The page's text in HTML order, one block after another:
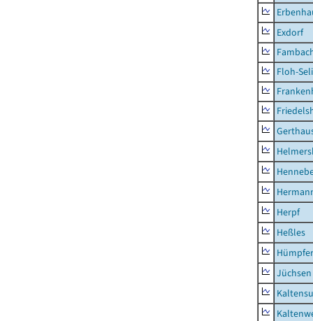
Exdorf
Floh-
Herpf
Heßles
Jüchsen